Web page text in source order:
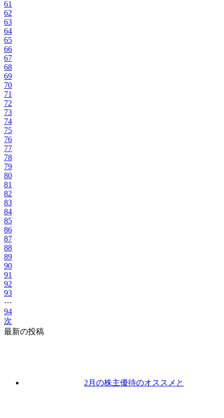
61
62
63
64
65
66
67
68
69
70
71
72
73
74
75
76
77
78
79
80
81
82
83
84
85
86
87
88
89
90
91
92
93
⋯
94
次
最新の投稿
2月の株主優待のオススメと